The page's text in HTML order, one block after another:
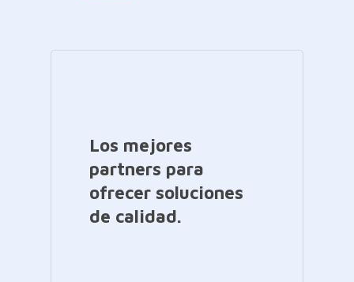
Los mejores
partners para
ofrecer soluciones
de calidad.